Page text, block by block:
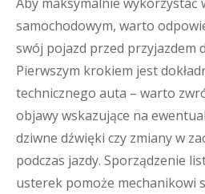
samochodowym, warto
swój pojazd przed przyjazdem
Pierwszym krokiem jest
technicznego auta – warto
objawy wskazujące na
dziwne dźwięki czy zmiany w
podczas jazdy. Sporządzenie
usterek pomoże mechanikowi